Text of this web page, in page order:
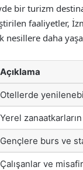
bir turizm
faaliyetler,
nesillere daha
Açıklama
Otellerde
Yerel
Gençlere burs ve
Çalışanlar ve